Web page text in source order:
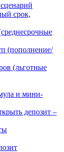
срок,
(пополнение/
(льготные
и мини-
депозит –